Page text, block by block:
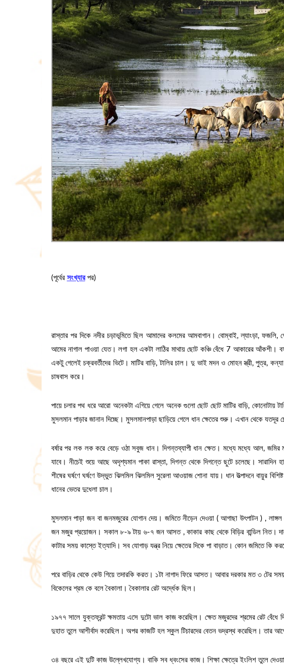
(পূর্বের সংখ্যারপর)
রাস্তার ‌পর দিকে নদীর চড়াভূমিতে ছিল আমাদের কলমের আমবাগান। বোম্বাই, ল্যাংড়া,
আমের নাগাল পাওয়া যেত। লগা হল একটা লাঠির মাথায় ছোট কঞ্চি বেঁধে 7 আকারের আঁকশী।
একটু গেলেই চক্রবর্তীদের ভিটে। মাটির বাড়ি, টালির চাল। দু ভাই মদন ও মোহন স্ত্রী, পুত্র,
চাষবাস করে।
পায়ে চলার পথ ধরে আরো অনেকটা এগিয়ে গেলে অনেক গুলো ছোট ছোট মাটির বাড়ি, কোনোটায়
মুসলমান পাড়ার জানান দিচ্ছে। মুসলমানপাড়া ছাড়িয়ে গেলে ধান ক্ষেতের শুরু। এখান থেকে যতদূর
বর্ষার পর লক লক করে বেড়ে ওঠা সবুজ ধান। দিগন্তব্যাপী ধান ক্ষেত। মধ্যে মধ্যে আল, জমির
যাবে। নীচেই শুয়ে আছে অদৃশ্যমান পাকা রাস্তা, দিগন্ত থেকে দিগন্তে ছুটে চলেছে। সারাদিন
শীষের ঘর্ষণে ঘর্ষণে উদ্ভুত ঝিলমিল ঝিলমিল সুরেলা আওয়াজ শোনা যায়। ধান উত্পাদনে বায়ুর
ধানের ভেতর দুধেলা চাল।
মুসলমান পাড়া জন বা জনমজুরের যোগান দেয়। জমিতে নীড়েন দেওয়া ( আগাছা উৎপাটন ) ,
জন মজুর প্রয়োজন। সকাল ৮-৯ টায় ৬-৭ জন আসত , কাকার কাছ থেকে বিড়ির বান্ডিল নিত।
কাটার সময় কাস্তে ইত্যাদি। সব যোগাড় যন্ত্র নিয়ে ক্ষেতের দিকে পা বাড়াত। কোন জমিতে কি
পরে বাড়ির থেকে কেউ গিয়ে তদারকি করত। ১টা নাগাদ ফিরে আসত। আবার দরকার মত ৩ টের
বিকেলের শ্রম কে বলে বৈকালা। বৈকালার রেট অর্দ্ধেক ছিল।
১৯৭৭ সালে যুক্তফ্রন্ট ক্ষমতায় এসে দুটো ভাল কাজ করেছিল। ক্ষেত মজুরদের শ্রমের রেট
দুহাত তুলে আশীর্বাদ করেছিল। অপর কাজটি হল স্কুল টিচারদের বেতন ভদ্রস্থ করেছিল। তার আগে
৩৪ বছরে এই দুটি কাজ উল্লেখযোগ্য। বাকি সব ধ্বংসের কাজ। শিক্ষা ক্ষেত্রে ইংলিশ তুলে